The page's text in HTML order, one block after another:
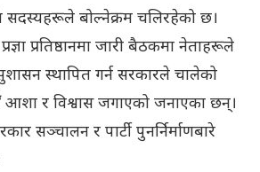
सदस्यहरूले बोल्नेक्रम चलिरहेको छ।
प्रतिष्ठानमा जारी बैठकमा नेताहरूले
स्थापित गर्न सरकारले चालेको
र विश्वास जगाएको जनाएका छन्।
सञ्चालन र पार्टी पुनर्निर्माणबारे